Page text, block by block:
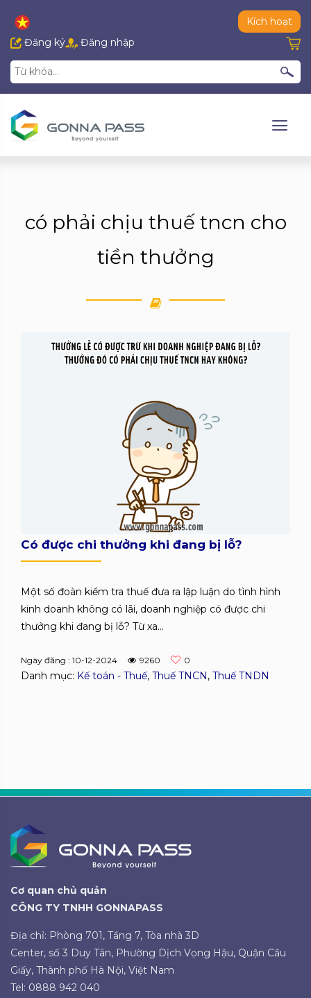
Kích hoạt
Đăng ký
Đăng nhập
có phải chịu thuế tncn cho
tiền thưởng
Có được chi thưởng khi đang bị lỗ?
Một số đoàn kiểm tra thuế đưa ra lập luận do tình hình
kinh doanh không có lãi, doanh nghiệp có được chi
thưởng khi đang bị lỗ? Từ xa...
Ngày đăng : 10-12-2024 9260 0
Danh mục: Kế toán - Thuế, Thuế TNCN, Thuế TNDN
Cơ quan chủ quản
CÔNG TY TNHH GONNAPASS
Địa chỉ: Phòng 701, Tầng 7, Tòa nhà 3D
Center, số 3 Duy Tân, Phường Dịch Vọng Hậu, Quận Cầu
Giấy, Thành phố Hà Nội, Việt Nam
Tel: 0888 942 040